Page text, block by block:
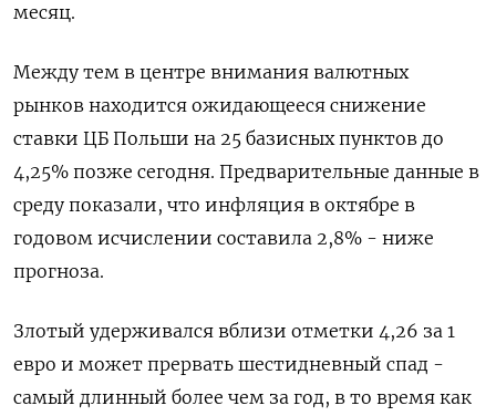
месяц.
Между тем в центре внимания валютных
рынков находится ожидающееся снижение
ставки ЦБ Польши на 25 базисных пунктов до
4,25% позже сегодня. Предварительные данные в
среду показали, что инфляция в октябре в
годовом исчислении составила 2,8% - ниже
прогноза.
Злотый удерживался вблизи отметки 4,26 за 1
евро и может прервать шестидневный спад -
самый длинный более чем за год, в то время как